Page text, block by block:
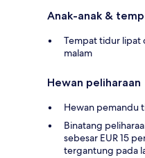
Anak-anak &
Tempat tidur lipat
malam
Hewan peliharaan
Hewan pemandu
Binatang
sebesar EUR 15
tergantung pada